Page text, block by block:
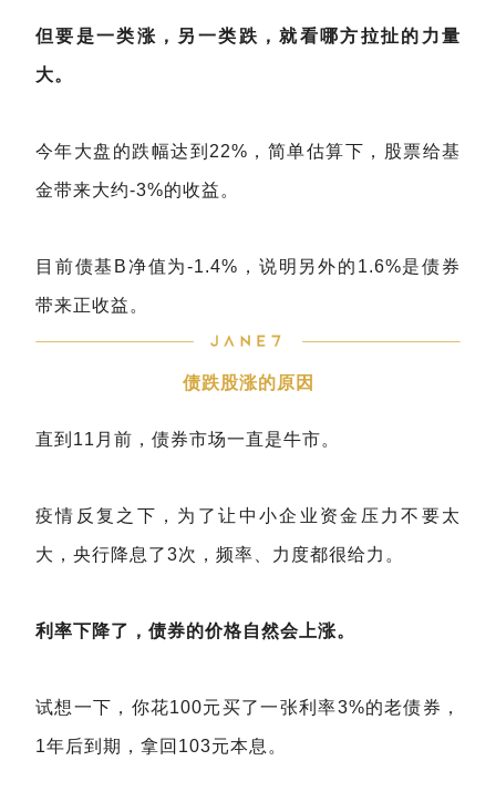
但要是一类涨，另一类跌，就看哪方拉扯的力量
大。
今年大盘的跌幅达到22%，简单估算下，股票给基
金带来大约-3%的收益。
目前债基B净值为-1.4%，说明另外的1.6%是债券
带来正收益。
债跌股涨的原因
直到11月前，债券市场一直是牛市。
疫情反复之下，为了让中小企业资金压力不要太
大，央行降息了3次，频率、力度都很给力。
利率下降了，债券的价格自然会上涨。
试想一下，你花100元买了一张利率3%的老债券，
1年后到期，拿回103元本息。